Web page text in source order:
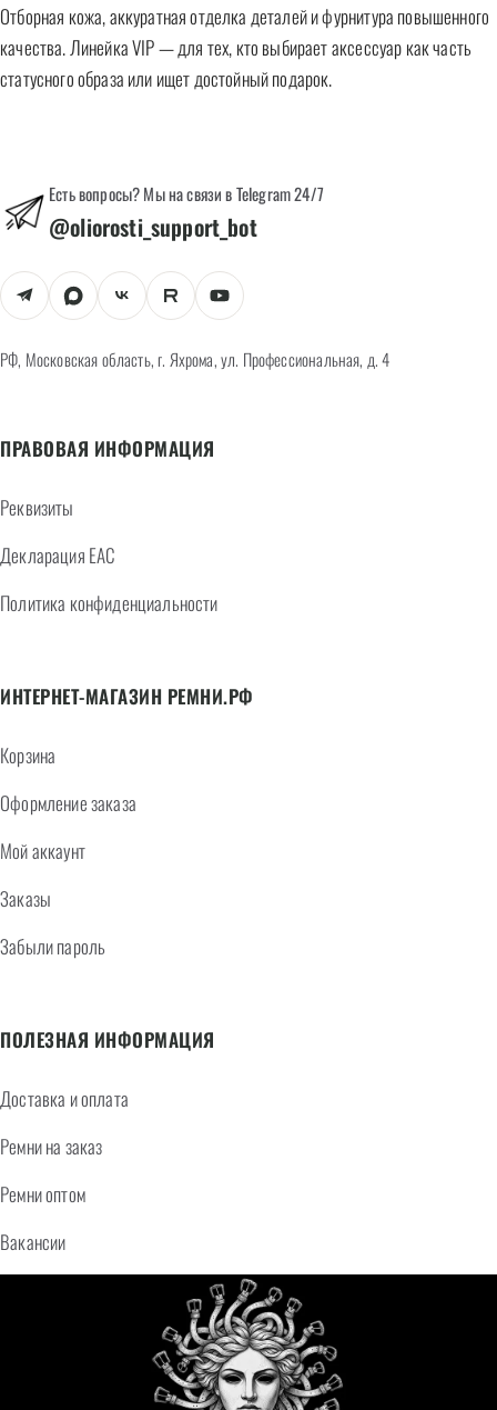
Отборная кожа, аккуратная отделка деталей и фурнитура повышенного
качества. Линейка VIP — для тех, кто выбирает аксессуар как часть
статусного образа или ищет достойный подарок.
Есть вопросы? Мы на связи в Telegram 24/7
@oliorosti_support_bot
РФ, Московская область, г. Яхрома, ул. Профессиональная, д. 4
ПРАВОВАЯ ИНФОРМАЦИЯ
Реквизиты
Декларация EAC
Политика конфиденциальности
ИНТЕРНЕТ-МАГАЗИН РЕМНИ.РФ
Корзина
Оформление заказа
Мой аккаунт
Заказы
Забыли пароль
ПОЛЕЗНАЯ ИНФОРМАЦИЯ
Доставка и оплата
Ремни на заказ
Ремни оптом
Вакансии